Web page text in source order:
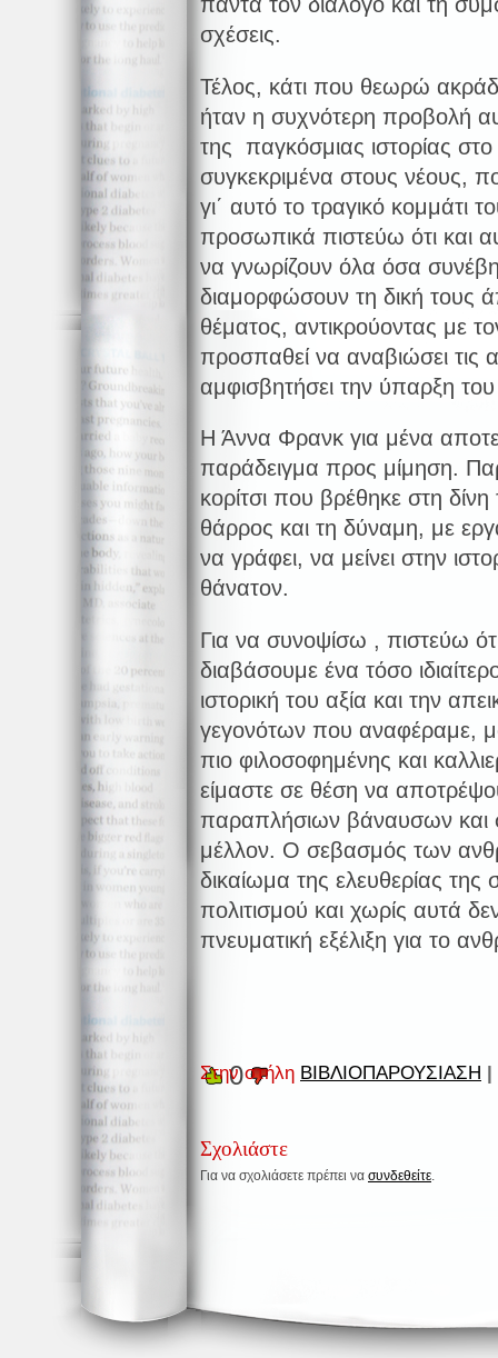
σχέσεις.
Τέλος, κάτι που θεωρώ
ήταν η συχνότερη προβολή
της παγκόσμιας ιστορίας
συγκεκριμένα στους νέους,
γι΄ αυτό το τραγικό κομμάτι
προσωπικά πιστεύω ότι και
να γνωρίζουν όλα όσα
διαμορφώσουν τη δική τους
θέματος, αντικρούοντας με
προσπαθεί να αναβιώσει τις
αμφισβητήσει την ύπαρξη
Η Άννα Φρανκ για μένα
παράδειγμα προς μίμηση.
κορίτσι που βρέθηκε στη
θάρρος και τη δύναμη, με
να γράφει, να μείνει στην
θάνατον.
Για να συνοψίσω , πιστεύω
διαβάσουμε ένα τόσο
ιστορική του αξία και την
γεγονότων που αναφέραμε,
πιο φιλοσοφημένης και
είμαστε σε θέση να
παραπλήσιων βάναυσων
μέλλον. Ο σεβασμός των
δικαίωμα της ελευθερίας της
πολιτισμού και χωρίς αυτά
πνευματική εξέλιξη για το
Στην στήλη ΒΙΒΛΙΟΠΑΡΟΥΣΙΑΣΗ |
0
Σχολιάστε
Για να σχολιάσετε πρέπει να συνδεθείτε.